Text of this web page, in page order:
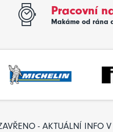
Pracovní
Makáme od rána
- AKTUÁLNÍ INFO V